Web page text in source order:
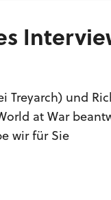
Treyarch) und
at War
wir für Sie